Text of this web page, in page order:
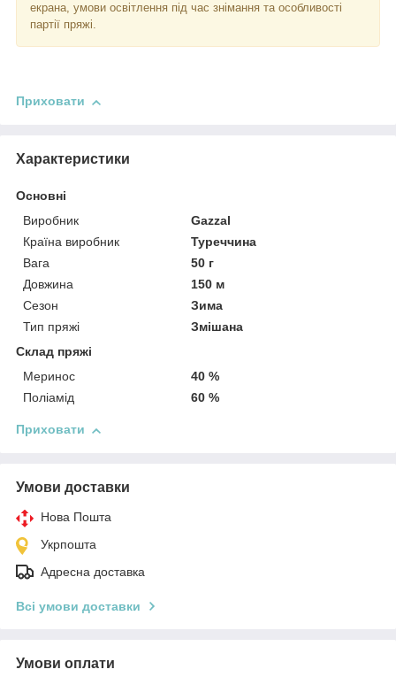
екрана, умови освітлення під час знімання та особливості
партії пряжі.
Приховати
Характеристики
Основні
Виробник
Gazzal
Країна виробник
Туреччина
Вага
50 г
Довжина
150 м
Сезон
Зима
Тип пряжі
Змішана
Склад пряжі
Меринос
40 %
Поліамід
60 %
Приховати
Умови доставки
Нова Пошта
Укрпошта
Адресна доставка
Всі умови доставки
Умови оплати